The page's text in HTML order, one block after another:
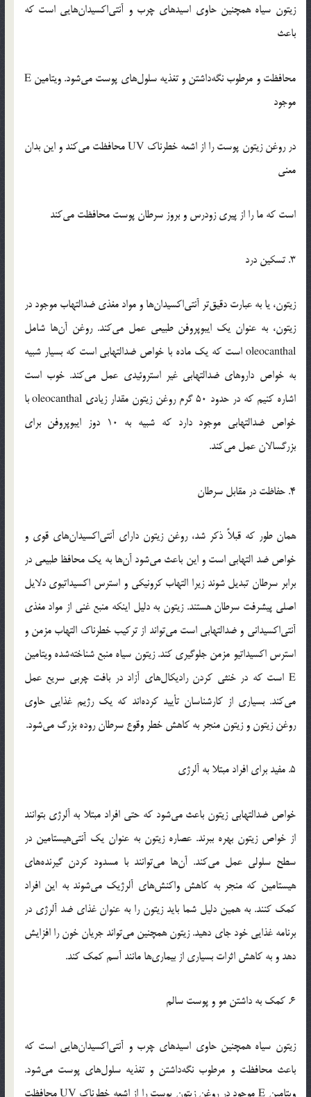
زیتون سیاه همچنین حاوی اسیدهای چرب و آنتی‌اکسیدان‌هایی است که
باعث
محافظت و مرطوب نگه‌داشتن و تغذیه سلول‌های پوست می‌شود. ویتامین E
موجود
در روغن زیتون پوست را از اشعه خطرناک UV محافظت می‌کند و این بدان
معنی
است که ما را از پیری زودرس و بروز سرطان پوست محافظت می‌کند
3. تسکین درد
زیتون، یا به عبارت دقیق‌تر آنتی‌اکسیدان‌ها و مواد مغذی ضدالتهاب موجود در
زیتون، به عنوان یک ایبوپروفن طبیعی عمل می‌کند. روغن آن‌ها شامل
oleocanthal است که یک ماده با خواص ضدالتهابی است که بسیار شبیه
به خواص داروهای ضدالتهابی غیر استروئیدی عمل می‌کند. خوب است
اشاره کنیم که در حدود 50 گرم روغن زیتون مقدار زیادی oleocanthal با
خواص ضدالتهابی موجود دارد که شبیه به 10 دوز ایبوپروفن برای
بزرگسالان عمل می‌کند.
4. حفاظت در مقابل سرطان
همان طور که قبلاً ذکر شد، روغن زیتون دارای آنتی‌اکسیدان‌های قوی و
خواص ضد التهابی است و این باعث می‌شود آن‌ها به یک محافظ طبیعی در
برابر سرطان تبدیل شوند زیرا التهاب کرونیکی و استرس اکسیداتیوی دلایل
اصلی پیشرفت سرطان هستند. زیتون به دلیل اینکه منبع غنی از مواد مغذی
آنتی‌اکسیدانی و ضدالتهابی است می‌تواند از ترکیب خطرناک التهاب مزمن و
استرس اکسیداتیو مزمن جلوگیری کند. زیتون سیاه منبع شناخته‌شده ویتامین
E است که در خنثی کردن رادیکال‌های آزاد در بافت چربی سریع عمل
می‌کند. بسیاری از کارشناسان تأیید کرده‌اند که یک رژیم غذایی حاوی
روغن زیتون و زیتون منجر به کاهش خطر وقوع سرطان روده بزرگ می‌شود.
5. مفید برای افراد مبتلا به آلرژی
خواص ضدالتهابی زیتون باعث می‌شود که حتی افراد مبتلا به آلرژی بتوانند
از خواص زیتون بهره ببرند. عصاره زیتون به عنوان یک آنتی‌هیستامین در
سطح سلولی عمل می‌کند. آن‌ها می‌توانند با مسدود کردن گیرنده‌های
هیستامین که منجر به کاهش واکنش‌های آلرژیک می‌شوند به این افراد
کمک کنند. به همین دلیل شما باید زیتون را به عنوان غذای ضد آلرژی در
برنامه غذایی خود جای دهید. زیتون همچنین می‌تواند جریان خون را افزایش
دهد و به کاهش اثرات بسیاری از بیماری‌ها مانند آسم کمک کند.
6. کمک به داشتن مو و پوست سالم
زیتون سیاه همچنین حاوی اسیدهای چرب و آنتی‌اکسیدان‌هایی است که
باعث محافظت و مرطوب نگه‌داشتن و تغذیه سلول‌های پوست می‌شود.
ویتامین E موجود در روغن زیتون پوست را از اشعه خطرناک UV محافظت